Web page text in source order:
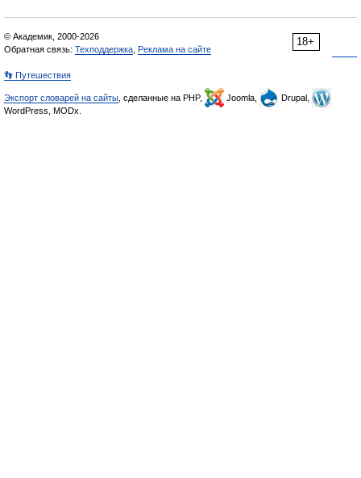
18+
© Академик, 2000-2026
Обратная связь: Техподдержка Реклама на сайте
👣 Путешествия
Экспорт словарей на сайты , сделанные на PHP, Joomla,
Drupal,
WordPress, MODx.